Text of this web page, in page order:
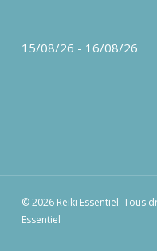
15/08/26 - 16/08/26
© 2026 Reiki Essentiel. Tous
Essentiel